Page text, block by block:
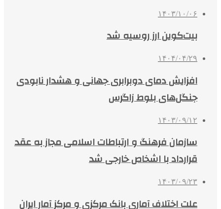
۱۴۰۳/۱۰/۰۶
بیت‌کوین ارز روسیه شد
۱۴۰۴/۰۴/۲۹
افزایش دمای دوبرابری جهانی و هشدار نابودی
جنگل‌های بلوط زاگرس
۱۴۰۳/۰۹/۱۲
سازمان فرهنگ و ارتباطات اسلامی مجاز به عقد
قرارداد با اشخاص خارجی شد
۱۴۰۳/۰۹/۲۳
علت اختلاف آماری بانک مرکزی و مرکز آمار ایران